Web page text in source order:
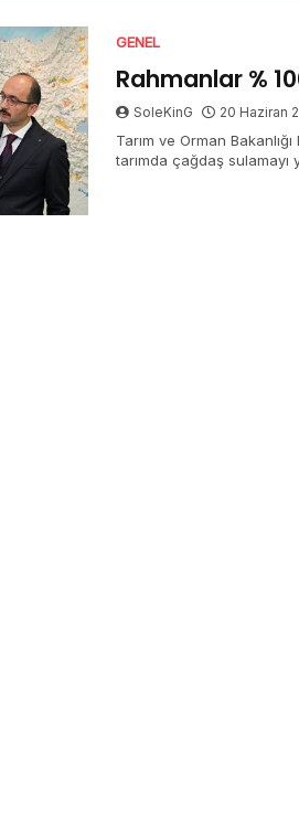
GENEL
Rahmanlar %
SoleKinG 20 Haziran
Tarım ve Orman
tarımda çağdaş sulamayı